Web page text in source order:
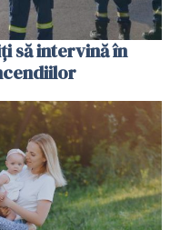
să intervină în